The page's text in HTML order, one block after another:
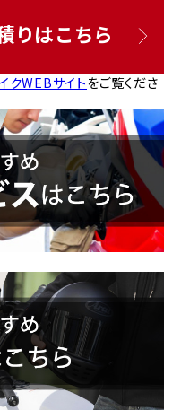
りはこちら
クWEBサイトをご覧くださ
前
子園